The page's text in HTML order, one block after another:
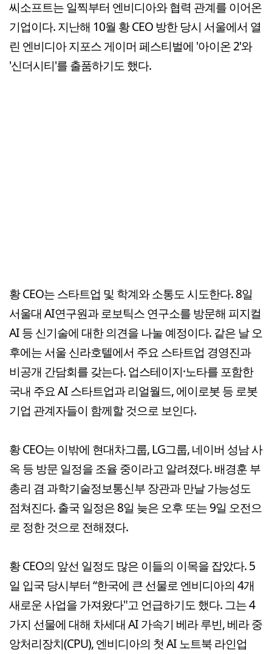
씨소프트는 일찍부터 엔비디아와 협력 관계를 이어온
기업이다. 지난해 10월 황 CEO 방한 당시 서울에서 열
린 엔비디아 지포스 게이머 페스티벌에 '아이온 2'와
'신더시티'를 출품하기도 했다.
황 CEO는 스타트업 및 학계와 소통도 시도한다. 8일
서울대 AI연구원과 로보틱스 연구소를 방문해 피지컬
AI 등 신기술에 대한 의견을 나눌 예정이다. 같은 날 오
후에는 서울 신라호텔에서 주요 스타트업 경영진과
비공개 간담회를 갖는다. 업스테이지·노타를 포함한
국내 주요 AI 스타트업과 리얼월드, 에이로봇 등 로봇
기업 관계자들이 함께할 것으로 보인다.
황 CEO는 이밖에 현대차그룹, LG그룹, 네이버 성남 사
옥 등 방문 일정을 조율 중이라고 알려졌다. 배경훈 부
총리 겸 과학기술정보통신부 장관과 만날 가능성도
점쳐진다. 출국 일정은 8일 늦은 오후 또는 9일 오전으
로 정한 것으로 전해졌다.
황 CEO의 앞선 일정도 많은 이들의 이목을 잡았다. 5
일 입국 당시부터 “한국에 큰 선물로 엔비디아의 4개
새로운 사업을 가져왔다"고 언급하기도 했다. 그는 4
가지 선물에 대해 차세대 AI 가속기 베라 루빈, 베라 중
앙처리장치(CPU), 엔비디아의 첫 AI 노트북 라인업